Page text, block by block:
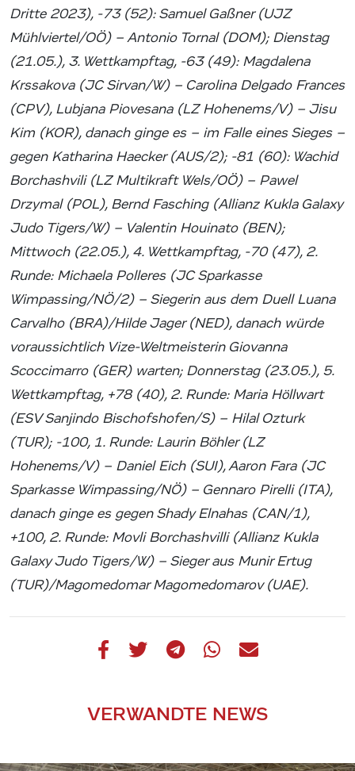
Dritte 2023), -73 (52): Samuel Gaßner (UJZ
Mühlviertel/OÖ) – Antonio Tornal (DOM); Dienstag
(21.05.), 3. Wettkampftag, -63 (49): Magdalena
Krssakova (JC Sirvan/W) – Carolina Delgado Frances
(CPV), Lubjana Piovesana (LZ Hohenems/V) – Jisu
Kim (KOR), danach ginge es – im Falle eines Sieges –
gegen Katharina Haecker (AUS/2); -81 (60): Wachid
Borchashvili (LZ Multikraft Wels/OÖ) – Pawel
Drzymal (POL), Bernd Fasching (Allianz Kukla Galaxy
Judo Tigers/W) – Valentin Houinato (BEN);
Mittwoch (22.05.), 4. Wettkampftag, -70 (47), 2.
Runde: Michaela Polleres (JC Sparkasse
Wimpassing/NÖ/2) – Siegerin aus dem Duell Luana
Carvalho (BRA)/Hilde Jager (NED), danach würde
voraussichtlich Vize-Weltmeisterin Giovanna
Scoccimarro (GER) warten; Donnerstag (23.05.), 5.
Wettkampftag, +78 (40), 2. Runde: Maria Höllwart
(ESV Sanjindo Bischofshofen/S) – Hilal Ozturk
(TUR); -100, 1. Runde: Laurin Böhler (LZ
Hohenems/V) – Daniel Eich (SUI), Aaron Fara (JC
Sparkasse Wimpassing/NÖ) – Gennaro Pirelli (ITA),
danach ginge es gegen Shady Elnahas (CAN/1),
+100, 2. Runde: Movli Borchashvilli (Allianz Kukla
Galaxy Judo Tigers/W) – Sieger aus Munir Ertug
(TUR)/Magomedomar Magomedomarov (UAE).
VERWANDTE NEWS